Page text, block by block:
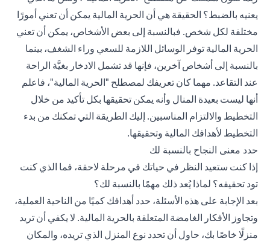
يعنيه بالضبط؟ الحقيقة هي أن الحرية المالية يمكن أن تعني أمورًا
مختلفة لكل شخص. فبالنسبة إلى بعض الأشخاص، يمكن أن تعني
الحرية المالية توفر الوسائل اللازمة للسعي وراء الشغف، بينما
بالنسبة إلى أشخاص آخرين، فإنها قد تشمل الادخار بغيَّة الراحة
عند التقاعد. مهما كان تعريفك لمصطلح "الحرية المالية"، فاعلم
أنها ليست بعيدة المنال وأنه يمكن تحقيقها بكل تأكيد من خلال
التخطيط والالتزام المناسبين. إليك الطريقة التي تمكنك من بدء
التخطيط لأهدافك المالية وتحقيقها.
حدد معنى النجاح بالنسبة لك
إذا كنت ستعيد النظر في حياتك في مرحلة لاحقة، فما الذي كنت
تود تحقيقه؟ لماذا يُعد ذلك مهمًا بالنسبة لك؟
بعد الإجابة على هذه الأسئلة، حدد أهدافك كميًا من الناحية العملية،
وتجاوز الأفكار الغامضة المتعلقة بالحرية المالية. لا يكفي أن تريد
منزلًا خاصًا بك، حاول أن تحدد نوع المنزل الذي تريده، والمكان